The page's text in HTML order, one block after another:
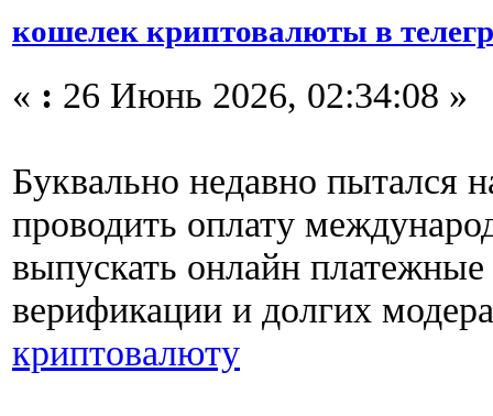
кошелек криптовалюты в
« : 26 Июнь 2026, 02:34:08 »
Буквально недавно пытался
проводить оплату
выпускать онлайн
верификации и долгих
криптовалюту